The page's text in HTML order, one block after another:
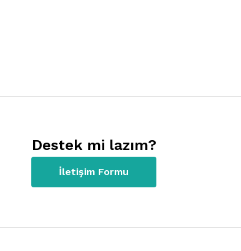
Destek mi lazım?
İletişim Formu